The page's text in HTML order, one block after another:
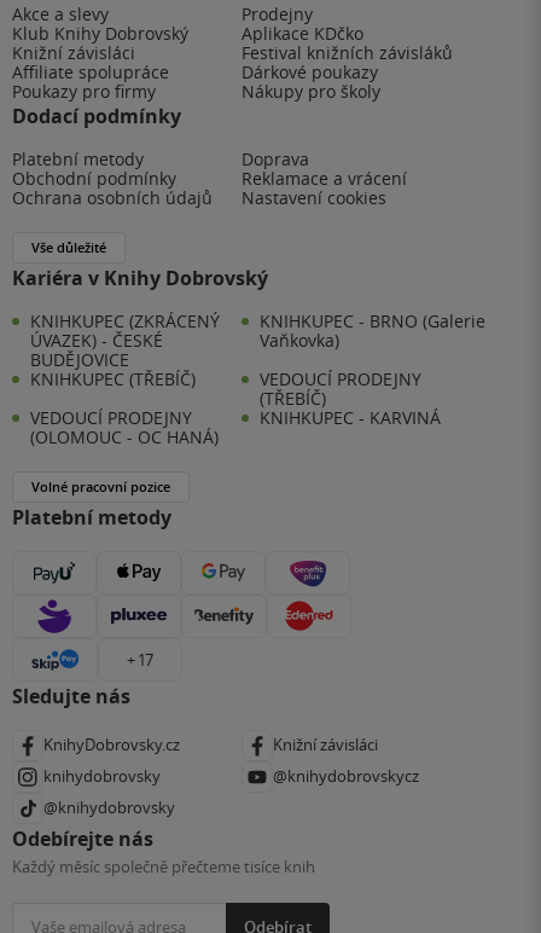
Akce a slevy
Prodejny
Klub Knihy Dobrovský
Aplikace KDčko
Knižní závisláci
Festival knižních závisláků
Affiliate spolupráce
Dárkové poukazy
Poukazy pro firmy
Nákupy pro školy
Dodací podmínky
Platební metody
Doprava
Obchodní podmínky
Reklamace a vrácení
Ochrana osobních údajů
Nastavení cookies
Vše důležité
Kariéra v Knihy Dobrovský
KNIHKUPEC (ZKRÁCENÝ
ÚVAZEK) - ČESKÉ
BUDĚJOVICE
KNIHKUPEC - BRNO (Galerie
Vaňkovka)
KNIHKUPEC (TŘEBÍČ)
VEDOUCÍ PRODEJNY
(TŘEBÍČ)
VEDOUCÍ PRODEJNY
(OLOMOUC - OC HANÁ)
KNIHKUPEC - KARVINÁ
Volné pracovní pozice
Platební metody
+ 17
Sledujte nás
KnihyDobrovsky.cz
Knižní závisláci
knihydobrovsky
@knihydobrovskycz
@knihydobrovsky
Odebírejte nás
Každý měsíc společně přečteme tisíce knih
Odebírat